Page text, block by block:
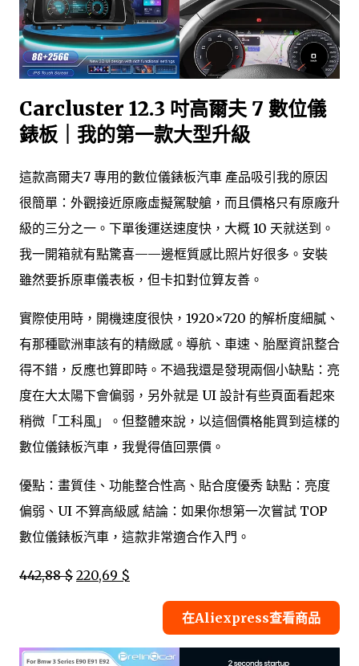
Carcluster 12.3 吋高爾夫 7 數位儀
錶板｜我的第一款大型升級
這款高爾夫7 專用的數位儀錶板汽車 產品吸引我的原因
很簡單：外觀接近原廠虛擬駕駛艙，而且價格只有原廠升
級的三分之一。下單後運送速度快，大概 10 天就送到。
我一開箱就有點驚喜——邊框質感比照片好很多。安裝
雖然要拆原車儀表板，但卡扣對位算友善。
實際使用時，開機速度很快，1920×720 的解析度細膩、
有那種歐洲車該有的精緻感。導航、車速、胎壓資訊整合
得不錯，反應也算即時。不過我還是發現兩個小缺點：亮
度在大太陽下會偏弱，另外就是 UI 設計有些頁面看起來
稍微「工科風」。但整體來說，以這個價格能買到這樣的
數位儀錶板汽車，我覺得值回票價。
優點：畫質佳、功能整合性高、貼合度優秀 缺點：亮度
偏弱、UI 不算高級感 結論：如果你想第一次嘗試 TOP
數位儀錶板汽車，這款非常適合作入門。
442,88 $ 220,69 $
在Aliexpress查看商品